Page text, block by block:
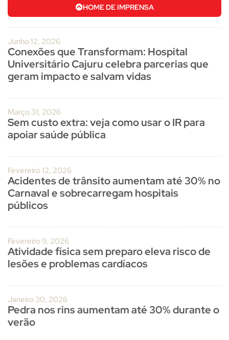
HOME DE IMPRENSA
Junho 12, 2026
Conexões que Transformam: Hospital
Universitário Cajuru celebra parcerias que
geram impacto e salvam vidas
Março 31, 2026
Sem custo extra: veja como usar o IR para
apoiar saúde pública
Fevereiro 12, 2026
Acidentes de trânsito aumentam até 30% no
Carnaval e sobrecarregam hospitais
públicos
Fevereiro 9, 2026
Atividade física sem preparo eleva risco de
lesões e problemas cardíacos
Janeiro 30, 2026
Pedra nos rins aumentam até 30% durante o
verão